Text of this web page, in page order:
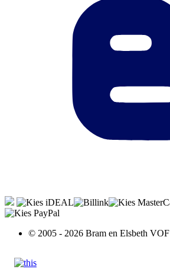
© 2005 - 2026 Bram en Elsbeth VOF